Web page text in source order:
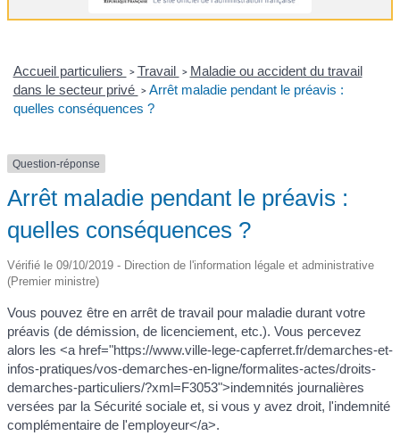
Accueil particuliers > Travail > Maladie ou accident du travail
dans le secteur privé > Arrêt maladie pendant le préavis :
quelles conséquences ?
Question-réponse
Arrêt maladie pendant le préavis :
quelles conséquences ?
Vérifié le 09/10/2019 - Direction de l'information légale et administrative
(Premier ministre)
Vous pouvez être en arrêt de travail pour maladie durant votre
préavis (de démission, de licenciement, etc.). Vous percevez
alors les <a href="https://www.ville-lege-capferret.fr/demarches-et-
infos-pratiques/vos-demarches-en-ligne/formalites-actes/droits-
demarches-particuliers/?xml=F3053">indemnités journalières
versées par la Sécurité sociale et, si vous y avez droit, l'indemnité
complémentaire de l'employeur</a>.